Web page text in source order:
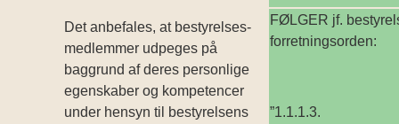
Det anbefales, at bestyrelses­
medlemmer udpeges på
baggrund af deres personlige
egenskaber og kompetencer
under hensyn til bestyrelsens
FØLGER jf.
forretningsorden:
”1.1.1.3.